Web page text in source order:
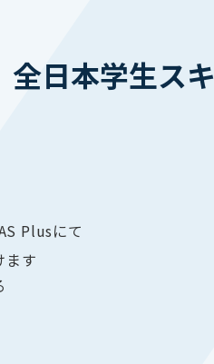
全日本学生ス
Plusにて
ます